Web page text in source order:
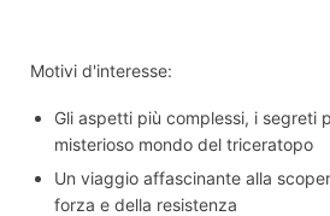
Motivi d'interesse:
Gli aspetti più complessi, i segreti
misterioso mondo del triceratopo
Un viaggio affascinante alla
forza e della resistenza